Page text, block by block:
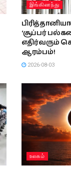
இங்கிலாந்து
‘சூப்பர்
எதிர்வரும்
ஆரம்பம்!
2026-08-03
உலகம்